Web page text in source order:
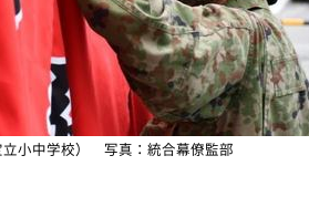
立小中学校） 写真：統合幕僚監部